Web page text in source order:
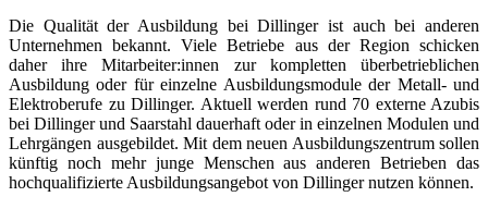
Die Qualität der Ausbildung bei Dillinger ist auch bei anderen
Unternehmen bekannt. Viele Betriebe aus der Region schicken
daher ihre Mitarbeiter:innen zur kompletten überbetrieblichen
Ausbildung oder für einzelne Ausbildungsmodule der Metall- und
Elektroberufe zu Dillinger. Aktuell werden rund 70 externe Azubis
bei Dillinger und Saarstahl dauerhaft oder in einzelnen Modulen und
Lehrgängen ausgebildet. Mit dem neuen Ausbildungszentrum sollen
künftig noch mehr junge Menschen aus anderen Betrieben das
hochqualifizierte Ausbildungsangebot von Dillinger nutzen können.